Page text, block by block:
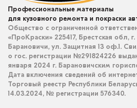
Профессиональные материалы
для кузовного ремонта и покраски
Общество с ограниченной
«ПроКраски» 225417, Брестская обл, г.
Барановичи, ул. Защитная 13 оф.1.
о гос. регистрации №291824226
января 2024 г. Барановичским
Дата включения сведений об
Торговый реестр Республики
14.03.2024, № регистрации 576340.